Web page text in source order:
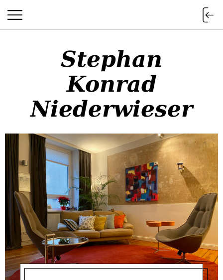
Stephan Konrad Niederwieser
Stephan
Konrad
Niederwieser